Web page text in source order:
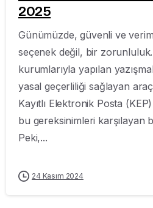
2025
Günümüzde, güvenli ve
seçenek değil, bir
kurumlarıyla yapılan
yasal geçerliliği sağlayan
Kayıtlı Elektronik Posta
bu gereksinimleri karşılayan
Peki,...
24 Kasım 2024